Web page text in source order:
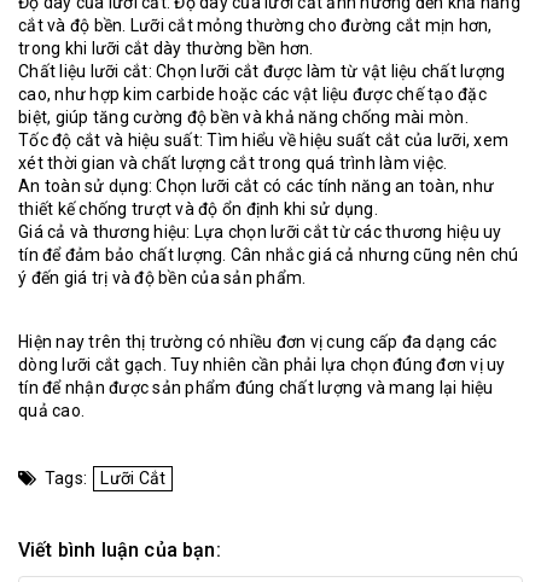
cắt và độ bền. Lưỡi cắt mỏng thường cho đường cắt mịn hơn,
trong khi lưỡi cắt dày thường bền hơn.
Chất liệu lưỡi cắt: Chọn lưỡi cắt được làm từ vật liệu chất lượng
cao, như hợp kim carbide hoặc các vật liệu được chế tạo đặc
biệt, giúp tăng cường độ bền và khả năng chống mài mòn.
Tốc độ cắt và hiệu suất: Tìm hiểu về hiệu suất cắt của lưỡi, xem
xét thời gian và chất lượng cắt trong quá trình làm việc.
An toàn sử dụng: Chọn lưỡi cắt có các tính năng an toàn, như
thiết kế chống trượt và độ ổn định khi sử dụng.
Giá cả và thương hiệu: Lựa chọn lưỡi cắt từ các thương hiệu uy
tín để đảm bảo chất lượng. Cân nhắc giá cả nhưng cũng nên chú
ý đến giá trị và độ bền của sản phẩm.
Hiện nay trên thị trường có nhiều đơn vị cung cấp đa dạng các
dòng lưỡi cắt gạch. Tuy nhiên cần phải lựa chọn đúng đơn vị uy
tín để nhận được sản phẩm đúng chất lượng và mang lại hiệu
quả cao.
Tags: Lưỡi Cắt
Viết bình luận của bạn: